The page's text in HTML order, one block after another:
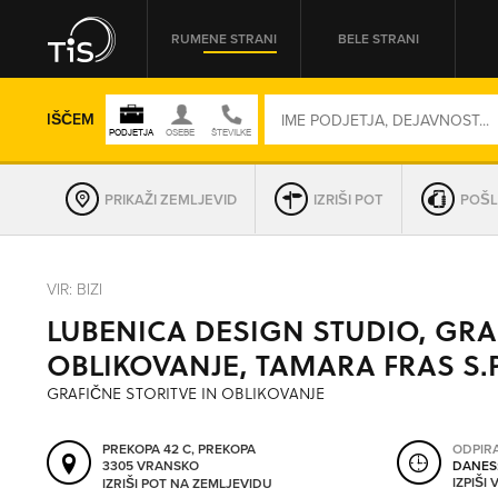
RUMENE STRANI BELE STRANI
IŠČEM
REGIJA
OMREŽNA ŠT.
PRIKAŽI ZEMLJEVID IZRIŠI POT
VIR: BIZI
LUBENICA DESIGN STUDIO,
OBLIKOVANJE, TAMARA FRAS
GRAFIČNE STORITVE IN OBLIKOVANJE
PREKOPA 42 C, PREKOPA
3305 VRANSKO
IZRIŠI POT NA ZEMLJEVIDU
IZPIŠI